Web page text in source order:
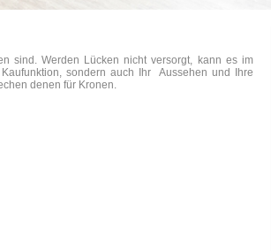
sind. Werden Lücken nicht versorgt, kann es im
sondern auch Ihr Aussehen und Ihre
denen für Kronen.